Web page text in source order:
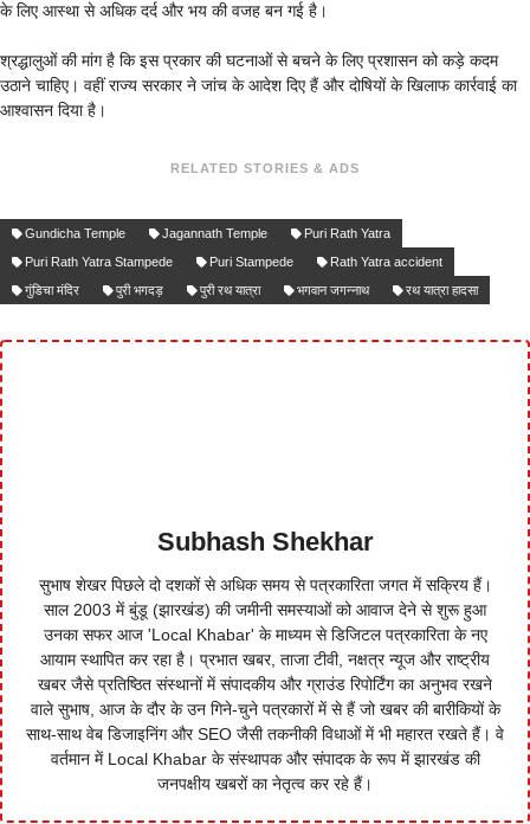
के लिए आस्था से अधिक दर्द और भय की वजह बन गई है।
श्रद्धालुओं की मांग है कि इस प्रकार की घटनाओं से बचने के लिए प्रशासन को कड़े कदम
उठाने चाहिए। वहीं राज्य सरकार ने जांच के आदेश दिए हैं और दोषियों के खिलाफ कार्रवाई का
आश्वासन दिया है।
RELATED STORIES & ADS
Gundicha Temple Jagannath Temple
Puri Rath Yatra
Puri Rath Yatra Stampede
Puri Stampede
Rath Yatra accident
गुंडिचा मंदिर
पुरी भगदड़ पुरी रथ यात्रा भगवान जगन्नाथ रथ यात्रा हादसा
Subhash Shekhar
सुभाष शेखर पिछले दो दशकों से अधिक समय से पत्रकारिता जगत में सक्रिय हैं।
साल 2003 में बुंडू (झारखंड) की जमीनी समस्याओं को आवाज देने से शुरू हुआ
उनका सफर आज 'Local Khabar' के माध्यम से डिजिटल पत्रकारिता के नए
आयाम स्थापित कर रहा है। प्रभात खबर, ताजा टीवी, नक्षत्र न्यूज और राष्ट्रीय
खबर जैसे प्रतिष्ठित संस्थानों में संपादकीय और ग्राउंड रिपोर्टिंग का अनुभव रखने
वाले सुभाष, आज के दौर के उन गिने-चुने पत्रकारों में से हैं जो खबर की बारीकियों के
साथ-साथ वेब डिजाइनिंग और SEO जैसी तकनीकी विधाओं में भी महारत रखते हैं। वे
वर्तमान में Local Khabar के संस्थापक और संपादक के रूप में झारखंड की
जनपक्षीय खबरों का नेतृत्व कर रहे हैं।